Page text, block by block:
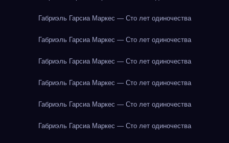
Габриэль Гарсиа Маркес — Сто лет одиночества
Габриэль Гарсиа Маркес — Сто лет одиночества
Габриэль Гарсиа Маркес — Сто лет одиночества
Габриэль Гарсиа Маркес — Сто лет одиночества
Габриэль Гарсиа Маркес — Сто лет одиночества
Габриэль Гарсиа Маркес — Сто лет одиночества